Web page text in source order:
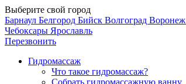
Выберите свой город
Барнаул Белгород Бийск Волгоград Воронеж
Чебоксары Ярославль
Перезвонить
Гидромассаж
Что такое гидромассаж?
Собрать гидромассажную ванну